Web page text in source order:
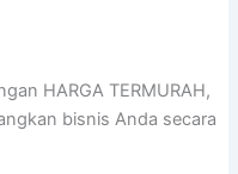
HARGA TERMURAH,
bisnis Anda secara